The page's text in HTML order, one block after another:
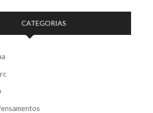
CATEGORIAS